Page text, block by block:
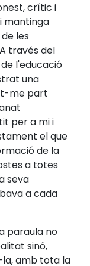
crític i
mantinga
les
través del
l'educació
una
me part
per a mi i
el que
de la
a totes
seva
a cada
paraula no
sinó,
amb tota la